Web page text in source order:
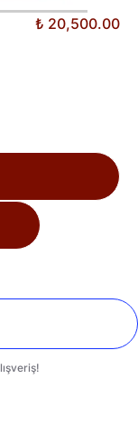
₺ 20,500.00